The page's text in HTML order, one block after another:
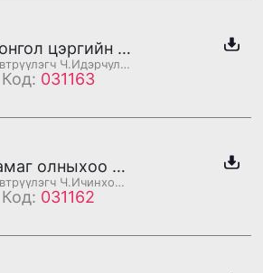
Монгол цэргийн өдрийн баярын мэнд хүргэе
Нэвтрүүлэгч Ч.Идэрчулуун
Код: 031163
Хамаг олныхоо түшиг болсон эр хүн танд баяр хүргэе
Нэвтрүүлэгч Ч.Ичинхорлоо
Код: 031162